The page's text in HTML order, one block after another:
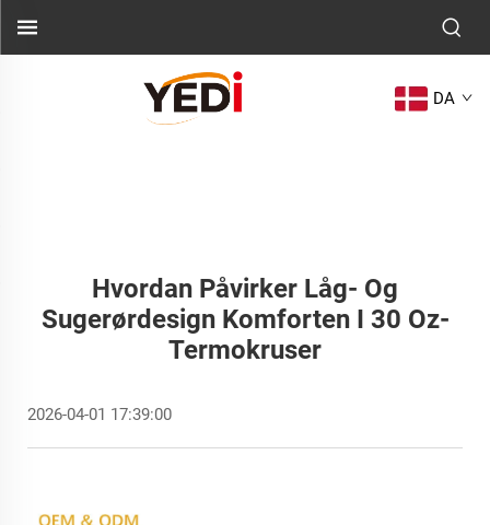
DA
Hvordan Påvirker Låg- Og
Sugerørdesign Komforten I 30 Oz-
Termokruser
2026-04-01 17:39:00